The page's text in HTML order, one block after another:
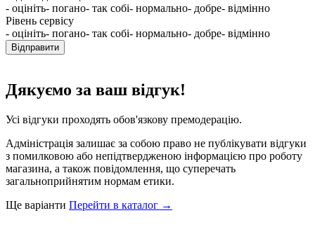
- оцініть- погано- так собі- нормально- добре- відмінно
Рівень сервісу
- оцініть- погано- так собі- нормально- добре- відмінно
Відправити
Дякуємо за ваш відгук!
Усі відгуки проходять обов'язкову премодерацію.
Адміністрація залишає за собою право не публікувати відгуки
з помилковою або непідтвердженою інформацією про роботу
магазина, а також повідомлення, що суперечать
загальноприйнятим нормам етики.
Ще варіанти Перейти в каталог →